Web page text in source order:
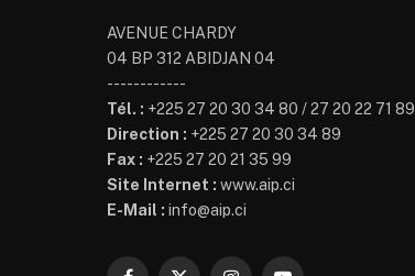
AVENUE CHARDY
04 BP 312 ABIDJAN 04
------------
Tél. : +225 27 20 30 34 80 / 27 20 22 71 89
Direction : +225 27 20 30 34 89
Fax : +225 27 20 21 35 99
Site Internet : www.aip.ci
E-Mail : info@aip.ci